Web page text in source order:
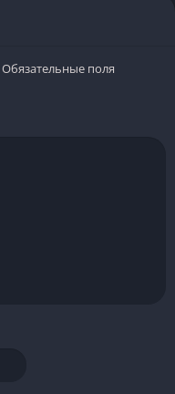
Обязательные поля